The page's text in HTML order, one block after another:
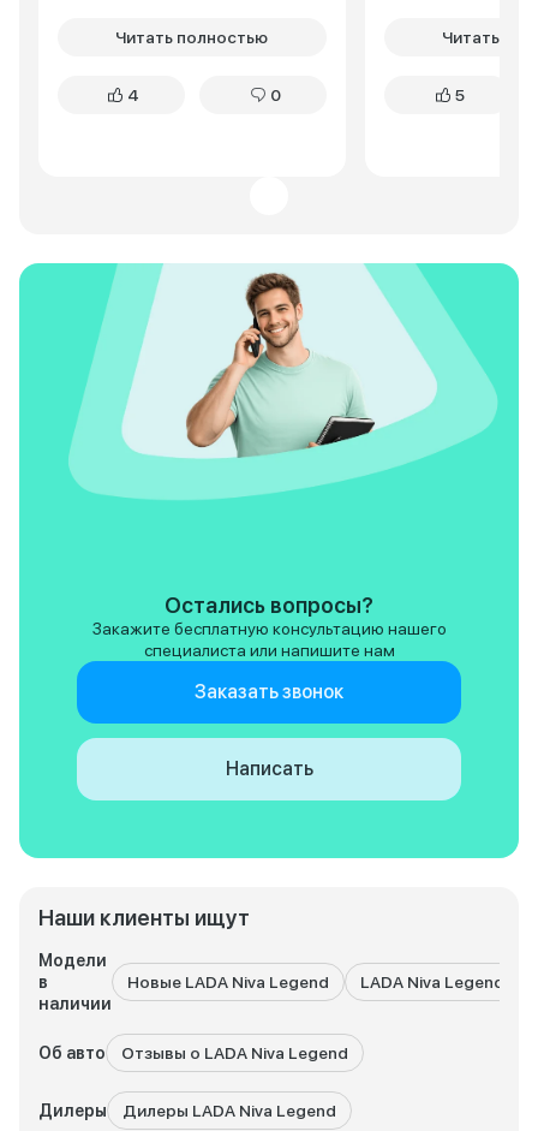
Наши клиенты ищут
Модели
в
наличии
Новые LADA Niva Legend LADA Niva Legend с
Об авто Отзывы о LADA Niva Legend
Дилеры Дилеры LADA Niva Legend
мощный и экономичный, но
энергоемкая, неровности
Читать полностью
4 0
тесновато
каждая кочка
постоянного
То тут
подтянуть. Но
из нужного
хобби, чем
Legend не про
престиж, это про
возможность
другие не смогут.
дешевые и
огромный плюс!
Читать
5
Остались вопросы?
Закажите бесплатную консультацию нашего
специалиста или напишите нам
Заказать звонок
Написать